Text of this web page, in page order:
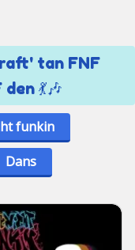
tan FNF
💃🎶
funkin
Dans